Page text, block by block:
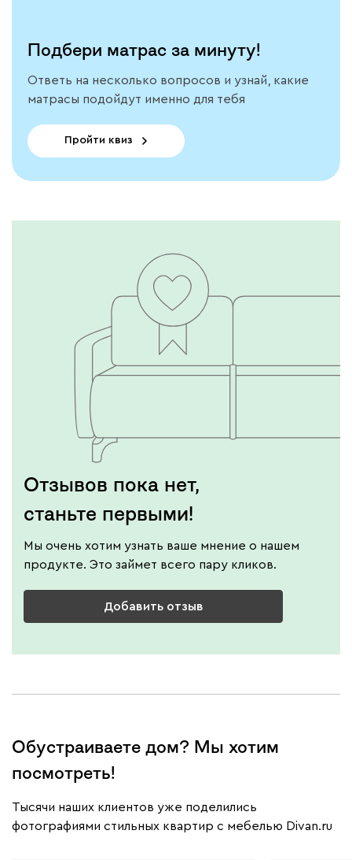
Подбери матрас за минуту!
Ответь на несколько вопросов и узнай, какие
матрасы подойдут именно для тебя
Пройти квиз
Отзывов пока нет,
станьте первыми!
Мы очень хотим узнать ваше мнение о нашем
продукте. Это займет всего пару кликов.
Добавить отзыв
Обустраиваете дом? Мы хотим
посмотреть!
Тысячи наших клиентов уже поделились
фотографиями стильных квартир с мебелью Divan.ru